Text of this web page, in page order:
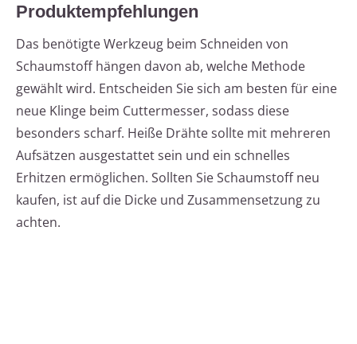
Produktempfehlungen
Das benötigte Werkzeug beim Schneiden von
Schaumstoff hängen davon ab, welche Methode
gewählt wird. Entscheiden Sie sich am besten für eine
neue Klinge beim Cuttermesser, sodass diese
besonders scharf. Heiße Drähte sollte mit mehreren
Aufsätzen ausgestattet sein und ein schnelles
Erhitzen ermöglichen. Sollten Sie Schaumstoff neu
kaufen, ist auf die Dicke und Zusammensetzung zu
achten.